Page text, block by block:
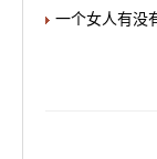
一个女人有没